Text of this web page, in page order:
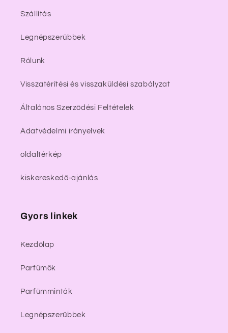
Szállítás
Legnépszerűbbek
Rólunk
Visszatérítési és visszaküldési szabályzat
Általános Szerződési Feltételek
Adatvédelmi irányelvek
oldaltérkép
kiskereskedő-ajánlás
Gyors linkek
Kezdőlap
Parfümök
Parfümminták
Legnépszerűbbek